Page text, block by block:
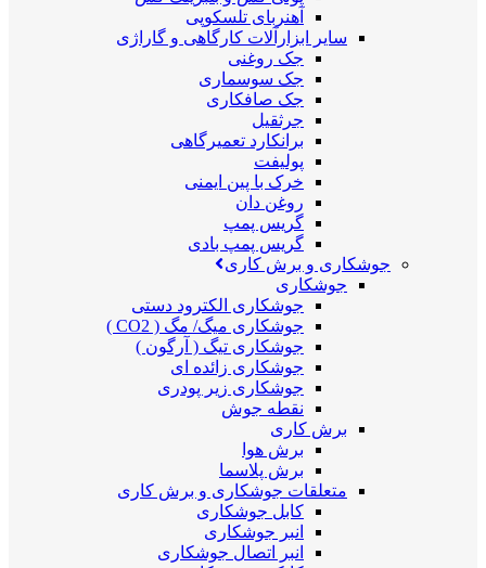
آهنربای تلسکوپی
سایر ابزارآلات کارگاهی و گاراژی
جک روغنی
جک سوسماری
جک صافکاری
جرثقیل
برانکارد تعمیرگاهی
پولیفت
خرک با پین ایمنی
روغن دان
گریس پمپ
گریس پمپ بادی
جوشکاری و برش کاری
جوشکاری
جوشکاری الکترود دستی
جوشکاری میگ/ مگ ( CO2 )
جوشکاری تیگ ( آرگون )
جوشکاری زائده ای
جوشکاری زیر پودری
نقطه جوش
برش کاری
برش هوا
برش پلاسما
متعلقات جوشکاری و برش کاری
کابل جوشکاری
انبر جوشکاری
انبر اتصال جوشکاری